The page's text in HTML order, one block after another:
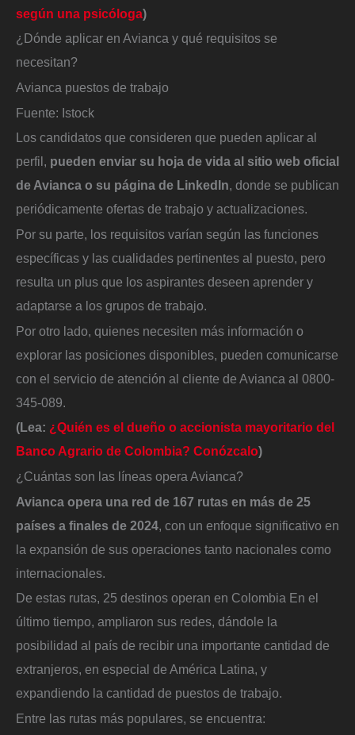
según una psicóloga)
¿Dónde aplicar en Avianca y qué requisitos se
necesitan?
Avianca puestos de trabajo
Fuente: Istock
Los candidatos que consideren que pueden aplicar al
perfil, pueden enviar su hoja de vida al sitio web oficial
de Avianca o su página de LinkedIn, donde se publican
periódicamente ofertas de trabajo y actualizaciones.
Por su parte, los requisitos varían según las funciones
específicas y las cualidades pertinentes al puesto, pero
resulta un plus que los aspirantes deseen aprender y
adaptarse a los grupos de trabajo.
Por otro lado, quienes necesiten más información o
explorar las posiciones disponibles, pueden comunicarse
con el servicio de atención al cliente de Avianca al 0800-
345-089.
(Lea: ¿Quién es el dueño o accionista mayoritario del
Banco Agrario de Colombia? Conózcalo)
¿Cuántas son las líneas opera Avianca?
Avianca opera una red de 167 rutas en más de 25
países a finales de 2024 , con un enfoque significativo en
la expansión de sus operaciones tanto nacionales como
internacionales.
De estas rutas, 25 destinos operan en Colombia En el
último tiempo, ampliaron sus redes, dándole la
posibilidad al país de recibir una importante cantidad de
extranjeros, en especial de América Latina, y
expandiendo la cantidad de puestos de trabajo.
Entre las rutas más populares, se encuentra: